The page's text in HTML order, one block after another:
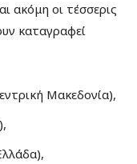
ακόμη οι τέσσερις
καταγραφεί
Μακεδονία),